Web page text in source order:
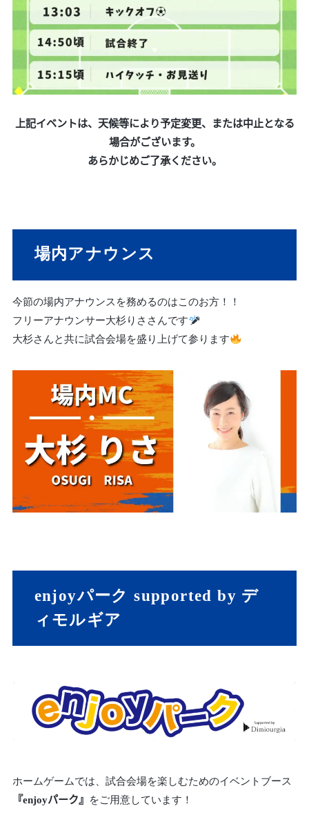
上記イベントは、天候等により予定変更、または中止となる
場合がございます。
あらかじめご了承ください。
場内アナウンス
今節の場内アナウンスを務めるのはこのお方！！
フリーアナウンサー大杉りささんです
大杉さんと共に試合会場を盛り上げて参ります
enjoyパーク supported by デ
ィモルギア
ホームゲームでは、試合会場を楽しむためのイベントブース
『enjoyパーク』
をご用意しています！